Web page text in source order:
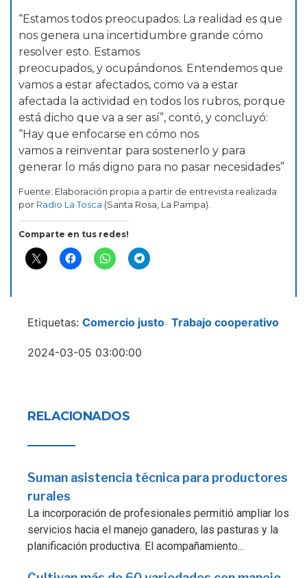
“Estamos todos preocupados. La realidad es que
nos genera una incertidumbre grande cómo
resolver esto. Estamos
preocupados, y ocupándonos. Entendemos que
vamos a estar afectados, como va a estar
afectada la actividad en todos los rubros, porque
está dicho que va a ser así”, contó, y concluyó:
“Hay que enfocarse en cómo nos
vamos a reinventar para sostenerlo y para
generar lo más digno para no pasar necesidades”
Fuente: Elaboración propia a partir de entrevista realizada
por Radio La Tosca (Santa Rosa, La Pampa).
Comparte en tus redes!
Etiquetas: Comercio justo- Trabajo cooperativo
2024-03-05 03:00:00
RELACIONADOS
Suman asistencia técnica para productores
rurales
La incorporación de profesionales permitió ampliar los
servicios hacia el manejo ganadero, las pasturas y la
planificación productiva. El acompañamiento...